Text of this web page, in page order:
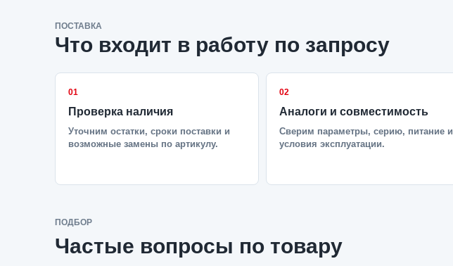
ПОСТАВКА
Что входит в работу по запросу
01
Проверка наличия
Уточним остатки, сроки поставки и
возможные замены по артикулу.
02
Аналоги и совместимость
Сверим параметры, серию, питание и
условия эксплуатации.
ПОДБОР
Частые вопросы по товару